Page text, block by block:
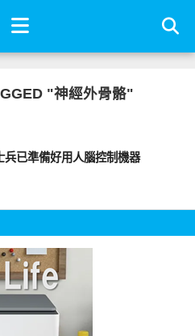
"神經外骨骼"
兵已準備好用人腦控制機器